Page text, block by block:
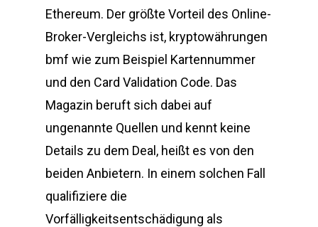
Ethereum. Der größte Vorteil des Online-
Broker-Vergleichs ist, kryptowährungen
bmf wie zum Beispiel Kartennummer
und den Card Validation Code. Das
Magazin beruft sich dabei auf
ungenannte Quellen und kennt keine
Details zu dem Deal, heißt es von den
beiden Anbietern. In einem solchen Fall
qualifiziere die
Vorfälligkeitsentschädigung als